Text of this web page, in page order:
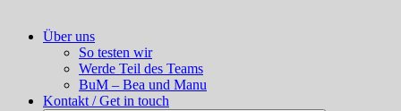
Über uns
So testen wir
Werde Teil des Teams
BuM – Bea und Manu
Kontakt / Get in touch